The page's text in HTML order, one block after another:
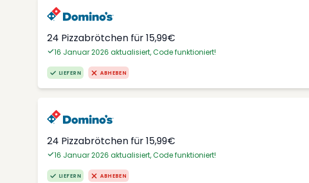
24 Pizzabrötchen für 15,99€
16 Januar 2026 aktualisiert, Code funktioniert!
LIEFERN ABHEBEN
24 Pizzabrötchen für 15,99€
16 Januar 2026 aktualisiert, Code funktioniert!
LIEFERN ABHEBEN